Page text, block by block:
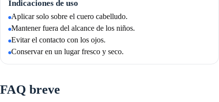
Indicaciones de uso
Aplicar solo sobre el cuero cabelludo.
Mantener fuera del alcance de los niños.
Evitar el contacto con los ojos.
Conservar en un lugar fresco y seco.
FAQ breve